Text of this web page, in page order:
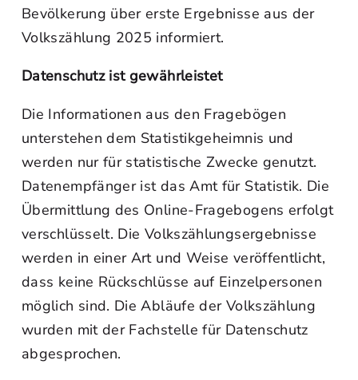
Bevölkerung über erste Ergebnisse aus der
Volkszählung 2025 informiert.
Datenschutz ist gewährleistet
Die Informationen aus den Fragebögen
unterstehen dem Statistikgeheimnis und
werden nur für statistische Zwecke genutzt.
Datenempfänger ist das Amt für Statistik. Die
Übermittlung des Online-Fragebogens erfolgt
verschlüsselt. Die Volkszählungsergebnisse
werden in einer Art und Weise veröffentlicht,
dass keine Rückschlüsse auf Einzelpersonen
möglich sind. Die Abläufe der Volkszählung
wurden mit der Fachstelle für Datenschutz
abgesprochen.